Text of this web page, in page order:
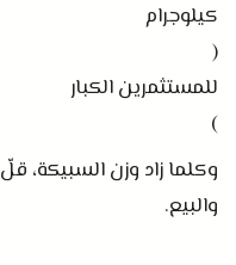
كيلوجرام
(
للمستثمرين الكبار
)
وكلما زاد وزن السبيكة،
والبيع.